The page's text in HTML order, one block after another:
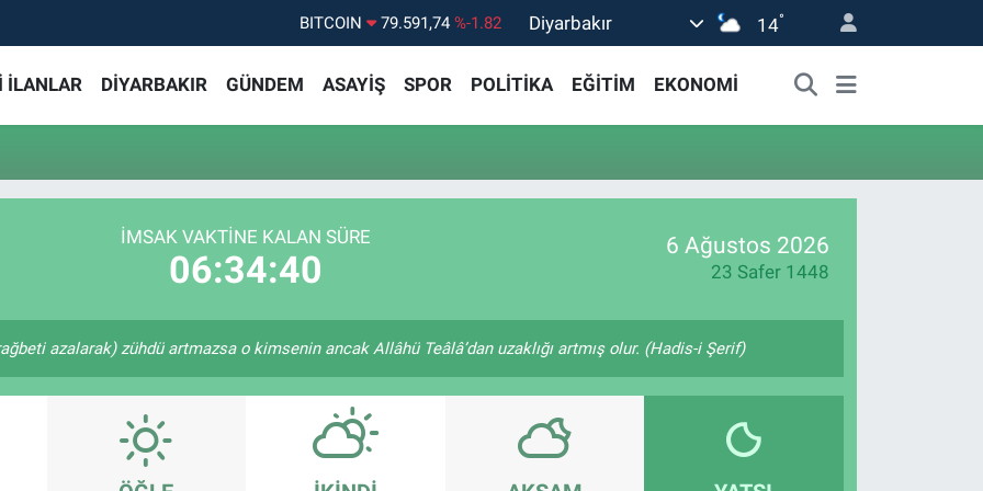
BITCOIN 79.591,74 %-1.82
G.ALTIN
6862,09000 %0.19
Diyarbakır 14°
İLANLAR DİYARBAKIR GÜNDEM ASAYİŞ SPOR POLİTİKA EĞİTİM EKONOMİ
İMSAK VAKTİNE KALAN SÜRE
06:34:40
6 Ağustos 2026
23 Safer 1448
azalarak) zühdü artmazsa o kimsenin ancak Allâhü Teâlâ’dan uzaklığı artmış olur. (Hadis-i Şerif)